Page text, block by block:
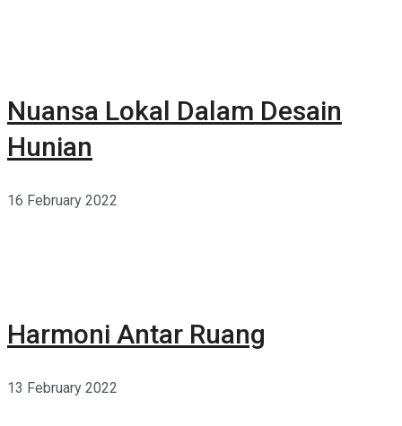
Nuansa Lokal Dalam Desain
Hunian
16 February 2022
Harmoni Antar Ruang
13 February 2022